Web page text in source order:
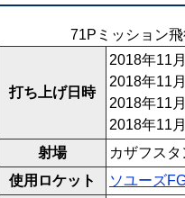
71Pミッション
打ち上げ日時
2018年11
2018年11
2018年11
2018年11
射場
カザフス
使用ロケット
ソユーズ